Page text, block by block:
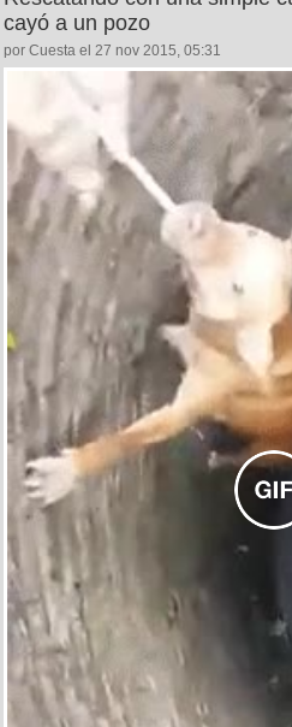
cayó a un pozo
por Cuesta el 27 nov 2015, 05:31